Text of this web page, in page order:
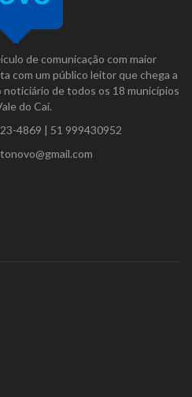
de comunicação com maior
com um público leitor que chega a
noticiário de todos os 18 municípios
do Caí.
4869 | 51 999430952